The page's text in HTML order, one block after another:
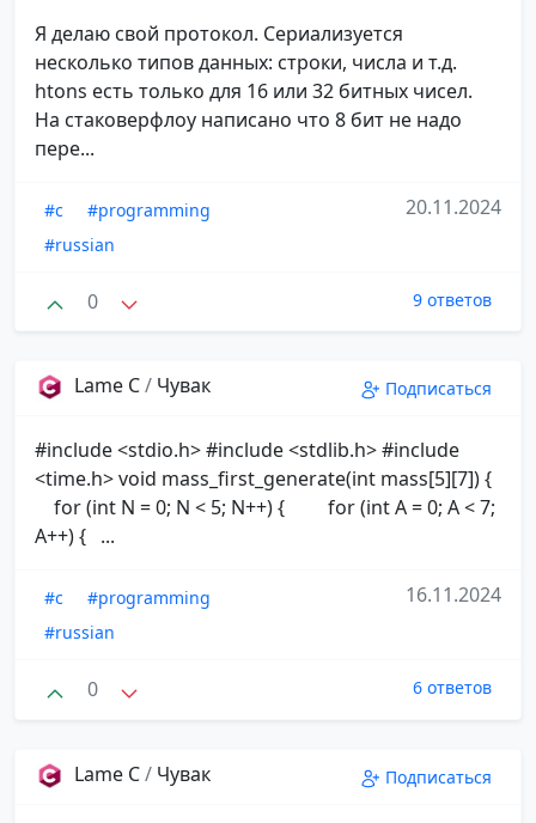
Я делаю свой протокол. Сериализуется
несколько типов данных: строки, числа и т.д.
htons есть только для 16 или 32 битных чисел.
На стаковерфлоу написано что 8 бит не надо
пере...
#c
#programming
#russian
20.11.2024
0 9 ответов
Lame C/ Чувак Подписаться
#include <stdio.h> #include <stdlib.h> #include
<time.h> void mass_first_generate(int mass[5][7]) {
for (int N = 0; N < 5; N++) { for (int A = 0; A < 7;
A++) { ...
#c
#programming
#russian
16.11.2024
0 6 ответов
Lame C/ Чувак Подписаться